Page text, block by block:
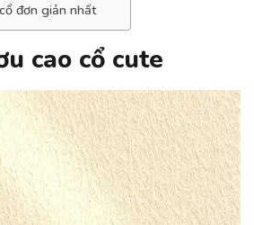
đơn giản nhất
cao cổ cute